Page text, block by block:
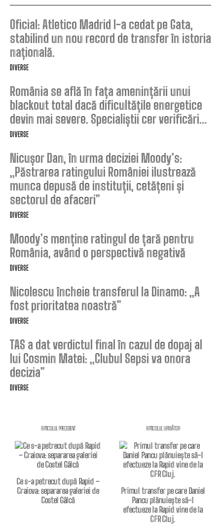
Oficial: Atletico Madrid l-a cedat pe Gata,
stabilind un nou record de transfer în istoria
națională.
DIVERSE
România se află în fața amenințării unui
blackout total dacă dificultățile energetice
devin mai severe. Specialiștii cer verificări…
DIVERSE
Nicușor Dan, în urma deciziei Moody’s:
„Păstrarea ratingului României ilustrează
munca depusă de instituții, cetățeni și
sectorul de afaceri”
DIVERSE
Moody’s menține ratingul de țară pentru
România, având o perspectivă negativă
DIVERSE
Nicolescu încheie transferul la Dinamo: „A
fost prioritatea noastră”
DIVERSE
TAS a dat verdictul final în cazul de dopaj al
lui Cosmin Matei: „Clubul Sepsi va onora
decizia”
DIVERSE
ARTICOLUL PRECEDENT
Ce s-a petrecut după Rapid –
Craiova: separarea galeriei de
Costel Gâlcă
ARTICOLUL URMĂTOR
Primul transfer pe care Daniel
Pancu plănuiește să-l
efectueze la Rapid vine de la
CFR Cluj.